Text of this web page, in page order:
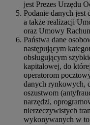
jest Prezes Urzędu
Podanie danych jest
a także realizacji
oraz Umowy
Państwa dane
następującym
obsługującym
kapitałowej, do
operatorom
danych rynkowych,
oszustwom
narzędzi,
nierzeczywistych
wykonywanych w